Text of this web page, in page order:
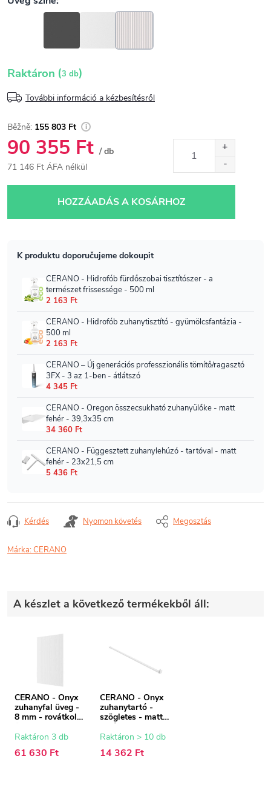
Raktáron (3 db)
További információ a kézbesítésről
155 803 Ft
90 355 Ft / db
71 146 Ft ÁFA nélkül
HOZZÁADÁS A KOSÁRHOZ
Kérdés Nyomon követés Megosztás
Márka:CERANO
A készlet a következő termékekből áll:
CERANO - Onyx
zuhanyfal üveg -
8 mm - rovátkolt
Raktáron 3 db
61 630 Ft
CERANO - Onyx
zuhanytartó -
szögletes - matt
fehér - 150 cm
Raktáron > 10 db
14 362 Ft